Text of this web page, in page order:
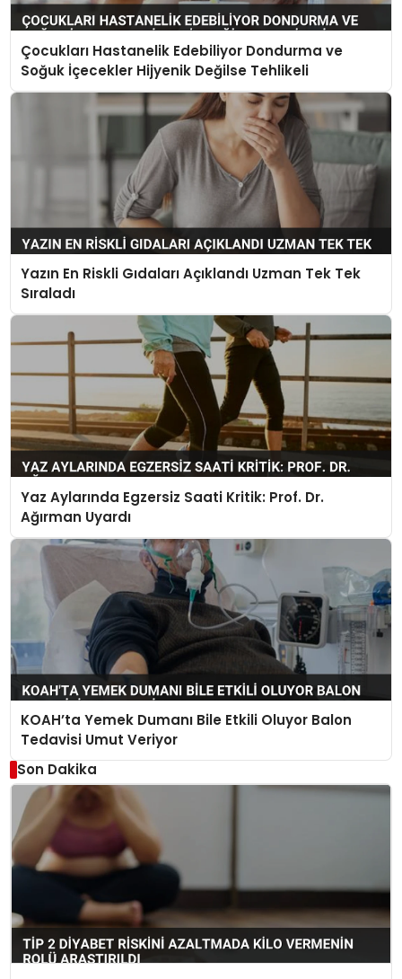
Çocukları Hastanelik Edebiliyor Dondurma ve
Soğuk İçecekler Hijyenik Değilse Tehlikeli
Yazın En Riskli Gıdaları Açıklandı Uzman Tek Tek
Sıraladı
Yaz Aylarında Egzersiz Saati Kritik: Prof. Dr.
Ağırman Uyardı
KOAH’ta Yemek Dumanı Bile Etkili Oluyor Balon
Tedavisi Umut Veriyor
Son Dakika